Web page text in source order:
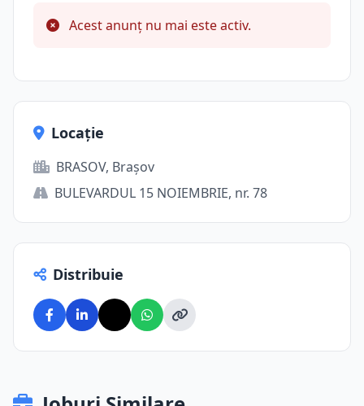
Acest anunț nu mai este activ.
Locație
BRASOV, Brașov
BULEVARDUL 15 NOIEMBRIE, nr. 78
Distribuie